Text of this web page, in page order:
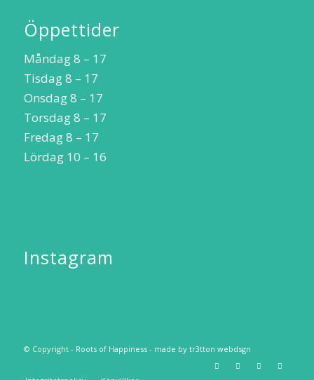
Öppettider
Måndag 8 – 17
Tisdag 8 – 17
Onsdag 8 – 17
Torsdag 8 – 17
Fredag 8 – 17
Lördag 10 – 16
Instagram
© Copyright - Roots of Happiness- made by tr3tton webdsgn